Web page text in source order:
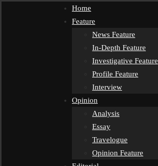
Home
Feature
News Feature
In-Depth Feature
Investigative Feature
Profile Feature
Interview
Opinion
Analysis
Essay
Travelogue
Opinion Feature